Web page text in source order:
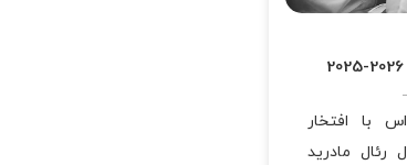
با افتخار
رئال مادرید